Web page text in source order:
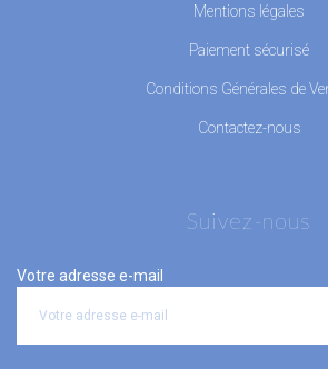
Mentions légales
Paiement sécurisé
Conditions Générales de
Contactez-nous
Suivez-nous
Votre adresse e-mail